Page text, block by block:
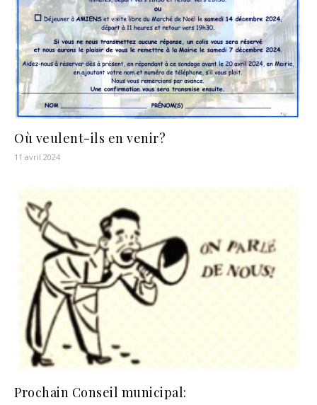
Où veulent-ils en venir?
11 avril 2024
Prochain Conseil municipal: